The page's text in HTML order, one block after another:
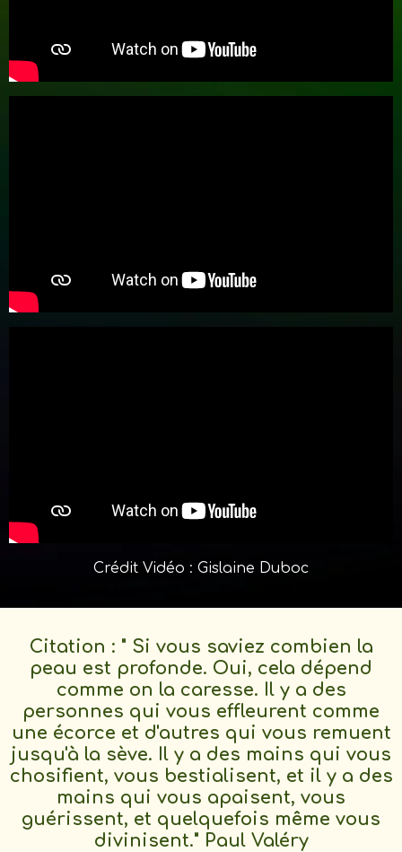
Crédit Vidéo : Gislaine Duboc
Citation : " Si vous saviez combien la
peau est profonde. Oui, cela dépend
comme on la caresse. Il y a des
personnes qui vous effleurent comme
une écorce et d'autres qui vous remuent
jusqu'à la sève. Il y a des mains qui vous
chosifient, vous bestialisent, et il y a des
mains qui vous apaisent, vous
guérissent, et quelquefois même vous
divinisent." Paul Valéry